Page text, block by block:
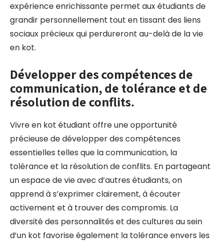
expérience enrichissante permet aux étudiants de
grandir personnellement tout en tissant des liens
sociaux précieux qui perdureront au-delà de la vie
en kot.
Développer des compétences de
communication, de tolérance et de
résolution de conflits.
Vivre en kot étudiant offre une opportunité
précieuse de développer des compétences
essentielles telles que la communication, la
tolérance et la résolution de conflits. En partageant
un espace de vie avec d’autres étudiants, on
apprend à s’exprimer clairement, à écouter
activement et à trouver des compromis. La
diversité des personnalités et des cultures au sein
d’un kot favorise également la tolérance envers les